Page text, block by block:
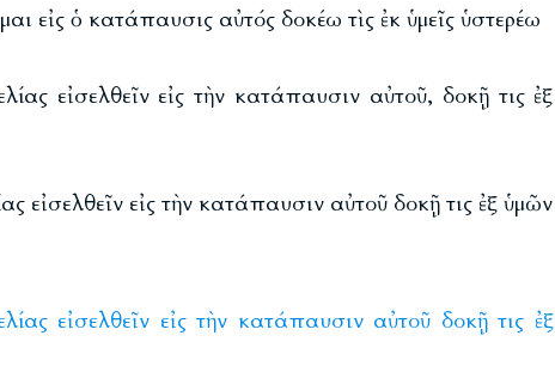
εἰς ὁ κατάπαυσις αὐτός δοκέω τὶς ἐκ ὑμεῖς ὑστερέω
εἰσελθεῖν εἰς τὴν κατάπαυσιν αὐτοῦ, δοκῇ τις ἐξ
εἰσελθεῖν εἰς τὴν κατάπαυσιν αὐτοῦ δοκῇ τις ἐξ ὑμῶν
εἰσελθεῖν εἰς τὴν κατάπαυσιν αὐτοῦ δοκῇ τις ἐξ